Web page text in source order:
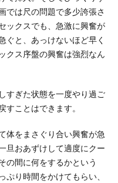
は尺の問題で多少誇張さ
ックスでも、急激に興奮が
ぐと、あっけないほど早く
クス序盤の興奮は強烈なん
すぎた状態を一度やり過ご
すことはできます。
体をまさぐり合い興奮が急
旦おあずけして適度にクー
の間に何をするかという
ぷり時間をかけてもらい、